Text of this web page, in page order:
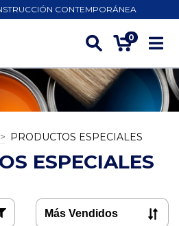
CONTEMPORÁNEA
0
> PRODUCTOS ESPECIALES
ESPECIALES